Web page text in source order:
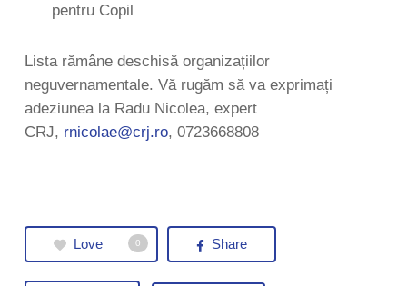
pentru Copil
Lista rămâne deschisă organizațiilor
neguvernamentale. Vă rugăm să va exprimați
adeziunea la Radu Nicolea, expert
CRJ, rnicolae@crj.ro, 0723668808
Love 0 Share